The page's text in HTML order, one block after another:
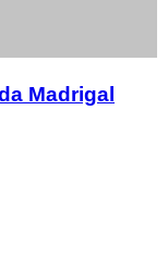
Madrigal